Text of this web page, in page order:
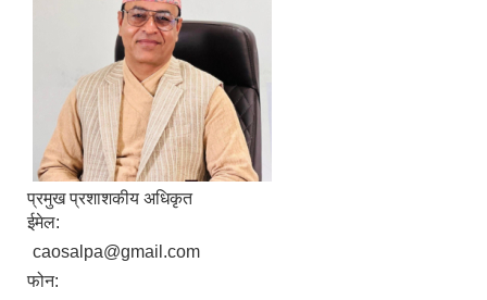
प्रमुख प्रशाशकीय अधिकृत
ईमेल:
caosalpa@gmail.com
फोन: